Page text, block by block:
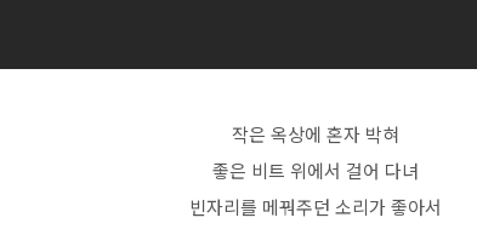
작은 옥상에 혼자 박혀
좋은 비트 위에서 걸어 다녀
빈자리를 메꿔주던 소리가 좋아서